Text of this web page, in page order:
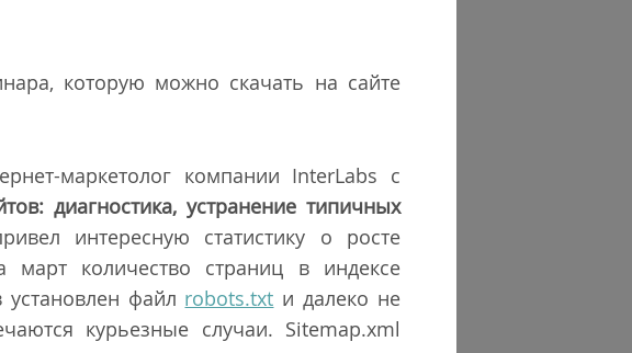
которую можно скачать на сайте
маркетолог компании InterLabs с
диагностика, устранение типичных
интересную статистику о росте
март количество страниц в индексе
файл robots.txt и далеко не
курьезные случаи. Sitemap.xml